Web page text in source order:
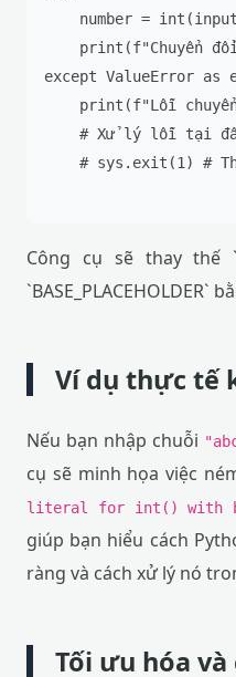
number =
print(f"Chuyển
except ValueError as
print(f"Lỗi
# Xử lý lỗi tại
# sys.exit(1) #
Công cụ sẽ thay thế
`BASE_PLACEHOLDER`
Ví dụ thực tế
Nếu bạn nhập chuỗi
cụ sẽ minh họa việc
literal for int() with
giúp bạn hiểu cách
ràng và cách xử lý nó
Tối ưu hóa